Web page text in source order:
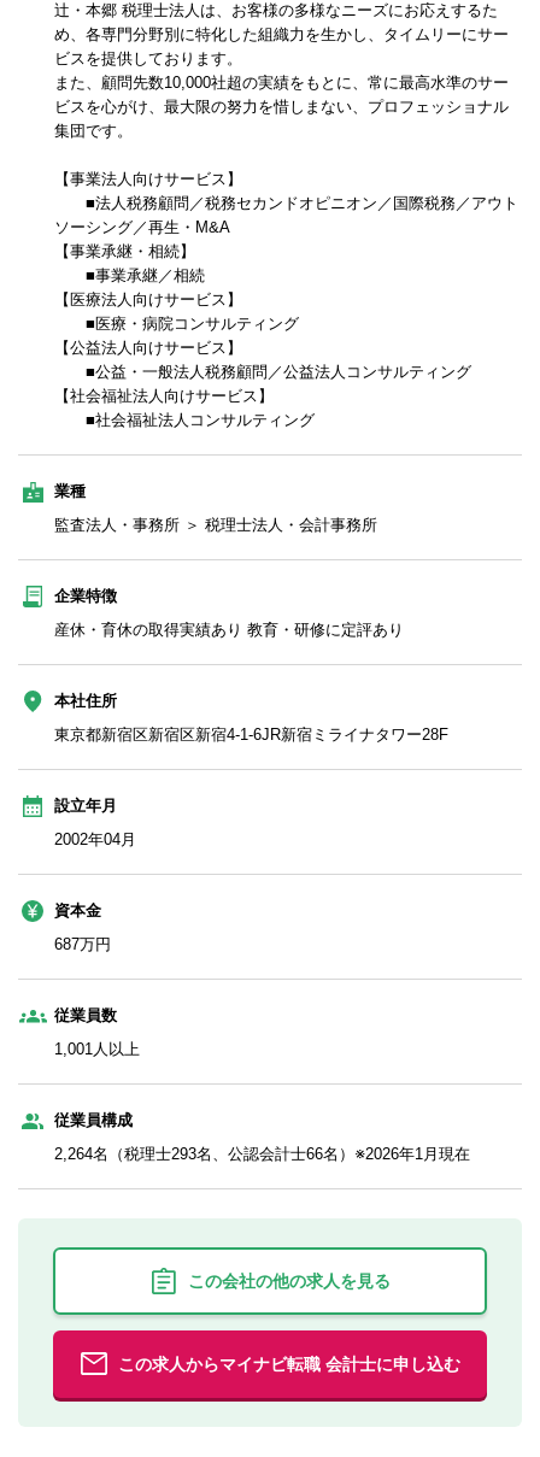
辻・本郷 税理士法人は、お客様の多様なニーズにお応えするた
め、各専門分野別に特化した組織力を生かし、タイムリーにサー
ビスを提供しております。
また、顧問先数10,000社超の実績をもとに、常に最高水準のサー
ビスを心がけ、最大限の努力を惜しまない、プロフェッショナル
集団です。
【事業法人向けサービス】
■法人税務顧問／税務セカンドオピニオン／国際税務／アウト
ソーシング／再生・M&A
【事業承継・相続】
■事業承継／相続
【医療法人向けサービス】
■医療・病院コンサルティング
【公益法人向けサービス】
■公益・一般法人税務顧問／公益法人コンサルティング
【社会福祉法人向けサービス】
■社会福祉法人コンサルティング
業種
監査法人・事務所 ＞ 税理士法人・会計事務所
企業特徴
産休・育休の取得実績あり 教育・研修に定評あり
本社住所
東京都新宿区新宿区新宿4-1-6JR新宿ミライナタワー28F
設立年月
2002年04月
資本金
687万円
従業員数
1,001人以上
従業員構成
2,264名（税理士293名、公認会計士66名）※2026年1月現在
この会社の他の求人を見る
この求人からマイナビ転職 会計士に申し込む